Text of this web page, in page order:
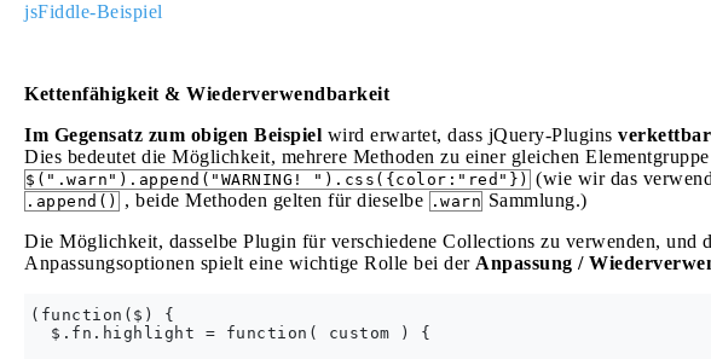
jsFiddle-Beispiel
Kettenfähigkeit & Wiederverwendbarkeit
Im Gegensatz zum obigen Beispiel wird erwartet, dass jQuery-Plugins
Dies bedeutet die Möglichkeit, mehrere Methoden zu einer gleichen
$(".warn").append("WARNING! ").css({color:"red"}) (wie wir das
.append() , beide Methoden gelten für dieselbe .warn Sammlung.)
Die Möglichkeit, dasselbe Plugin für verschiedene Collections zu verwenden, und
Anpassungsoptionen spielt eine wichtige Rolle bei der Anpassung /
(function($) {
  $.fn.highlight = function( custom ) {